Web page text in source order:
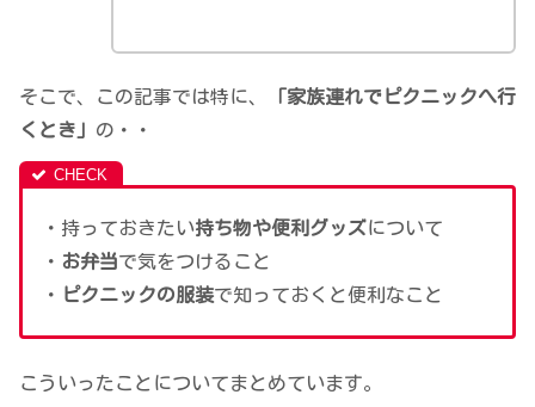
そこで、この記事では特に、
「家族連れでピクニックへ行
くとき」 の・・
・持っておきたい持ち物や便利グッズについて
・ お弁当で気をつけること
・ ピクニックの服装で知っておくと便利なこと
こういったことについてまとめています。